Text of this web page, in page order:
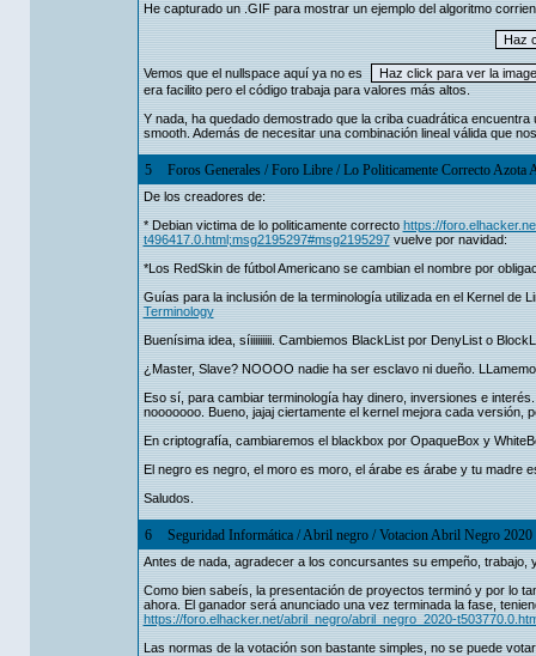
He capturado un .GIF para mostrar un ejemplo del algoritmo
Vemos que el nullspace aquí ya no es
era facilito pero el código trabaja para valores más altos.
Y nada, ha quedado demostrado que la criba cuadrática
smooth. Además de necesitar una combinación lineal válida que
5 Foros Generales/Foro Libre/Lo Politicamente Correcto Azota
De los creadores de:
* Debian victima de lo politicamente correcto https://
t496417.0.html;msg2195297#msg2195297vuelve por navidad:
*Los RedSkin de fútbol Americano se cambian el nombre por
Guías para la inclusión de la terminología utilizada en el Kernel de
Terminology
Buenísima idea, síiiiiiiiii. Cambiemos BlackList por DenyList o
¿Master, Slave? NOOOO nadie ha ser esclavo ni dueño.
Eso sí, para cambiar terminología hay dinero, inversiones e
nooooooo. Bueno, jajaj ciertamente el kernel mejora cada versión,
En criptografía, cambiaremos el blackbox por OpaqueBox y
El negro es negro, el moro es moro, el árabe es árabe y tu madre
Saludos.
6 Seguridad Informática/Abril negro/Votacion Abril Negro 2020
Antes de nada, agradecer a los concursantes su empeño,
Como bien sabeís, la presentación de proyectos terminó y por lo
ahora. El ganador será anunciado una vez terminada la fase,
https://foro.elhacker.net/abril_negro/abril_negro_2020-
Las normas de la votación son bastante simples, no se puede